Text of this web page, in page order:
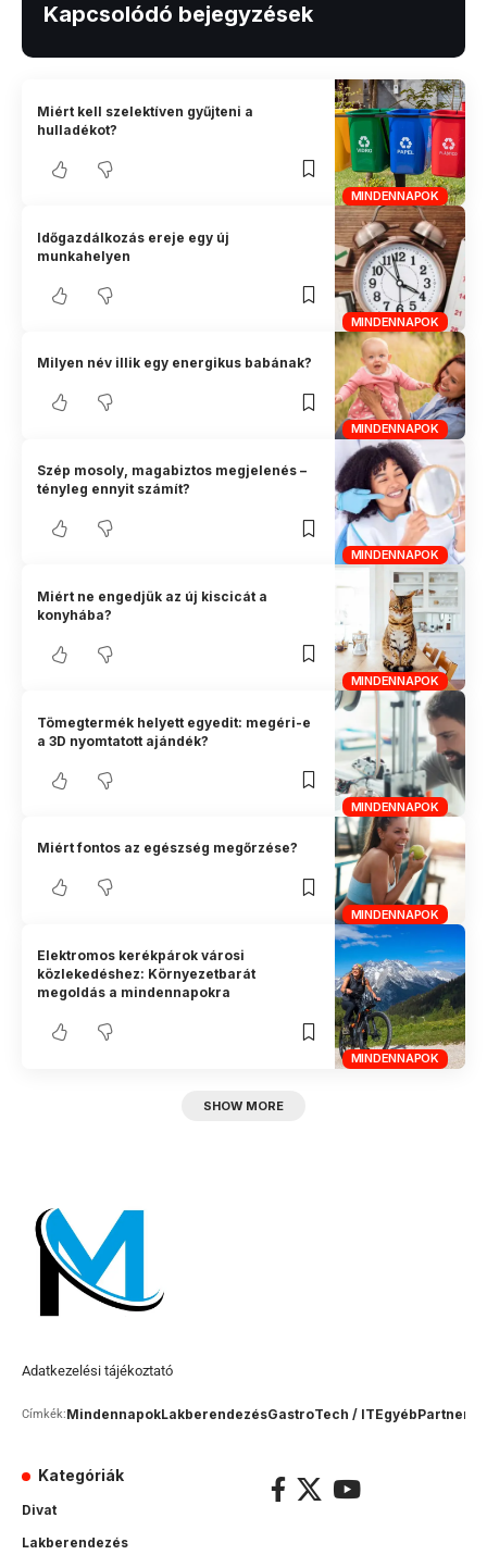
Kapcsolódó bejegyzések
MINDENNAPOK
Miért kell szelektíven gyűjteni a
hulladékot?
MINDENNAPOK
Időgazdálkozás ereje egy új
munkahelyen
MINDENNAPOK
Milyen név illik egy energikus babának?
MINDENNAPOK
Szép mosoly, magabiztos megjelenés –
tényleg ennyit számít?
MINDENNAPOK
Miért ne engedjük az új kiscicát a
konyhába?
MINDENNAPOK
Tömegtermék helyett egyedit: megéri-e
a 3D nyomtatott ajándék?
MINDENNAPOK
Miért fontos az egészség megőrzése?
MINDENNAPOK
Elektromos kerékpárok városi
közlekedéshez: Környezetbarát
megoldás a mindennapokra
SHOW MORE
Adatkezelési tájékoztató
Címkék:MindennapokLakberendezésGastroTech / ITEgyébPartner
Kategóriák
Divat
Lakberendezés